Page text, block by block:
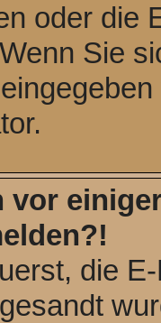
oder die
Sie
vor
die